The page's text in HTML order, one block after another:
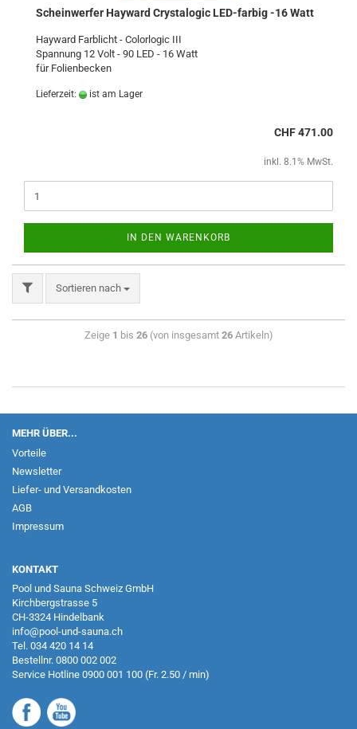
Scheinwerfer Hayward Crystalogic LED-farbig -16 Watt
Hayward Farblicht - Colorlogic III
Spannung 12 Volt - 90 LED - 16 Watt
für Folienbecken
Lieferzeit: ist am Lager
CHF 471.00
inkl. 8.1% MwSt.
IN DEN WARENKORB
Sortieren nach
Zeige 1 bis 26(von insgesamt 26Artikeln)
MEHR ÜBER...
Vorteile
Newsletter
Liefer- und Versandkosten
AGB
Impressum
KONTAKT
Pool und Sauna Schweiz GmbH
Kirchbergstrasse 5
CH-3324 Hindelbank
info@pool-und-sauna.ch
Tel. 034 420 14 14
Bestellnr. 0800 002 002
Service Hotline 0900 001 100 (Fr. 2.50 / min)